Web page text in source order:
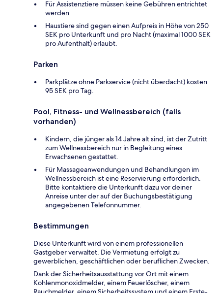
Für Assistenztiere müssen keine Gebühren entrichtet
werden
Haustiere sind gegen einen Aufpreis in Höhe von 250
SEK pro Unterkunft und pro Nacht (maximal 1000 SEK
pro Aufenthalt) erlaubt.
Parken
Parkplätze ohne Parkservice (nicht überdacht) kosten
95 SEK pro Tag.
Pool, Fitness- und Wellnessbereich (falls
vorhanden)
Kindern, die jünger als 14 Jahre alt sind, ist der Zutritt
zum Wellnessbereich nur in Begleitung eines
Erwachsenen gestattet.
Für Massageanwendungen und Behandlungen im
Wellnessbereich ist eine Reservierung erforderlich.
Bitte kontaktiere die Unterkunft dazu vor deiner
Anreise unter der auf der Buchungsbestätigung
angegebenen Telefonnummer.
Bestimmungen
Diese Unterkunft wird von einem professionellen
Gastgeber verwaltet. Die Vermietung erfolgt zu
gewerblichen, geschäftlichen oder beruflichen Zwecken.
Dank der Sicherheitsausstattung vor Ort mit einem
Kohlenmonoxidmelder, einem Feuerlöscher, einem